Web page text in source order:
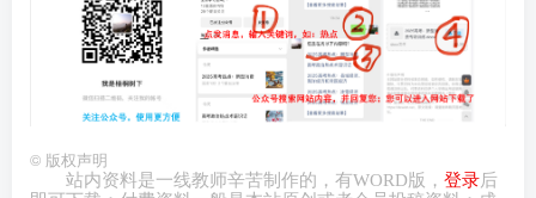
© 版权声明
站内资料是一线教师辛苦制作的，有WORD版， 登录后